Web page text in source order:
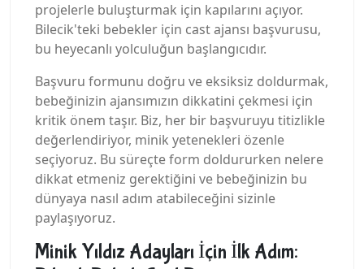
projelerle buluşturmak için kapılarını açıyor.
Bilecik'teki bebekler için cast ajansı başvurusu,
bu heyecanlı yolculuğun başlangıcıdır.
Başvuru formunu doğru ve eksiksiz doldurmak,
bebeğinizin ajansımızın dikkatini çekmesi için
kritik önem taşır. Biz, her bir başvuruyu titizlikle
değerlendiriyor, minik yetenekleri özenle
seçiyoruz. Bu süreçte form doldururken nelere
dikkat etmeniz gerektiğini ve bebeğinizin bu
dünyaya nasıl adım atabileceğini sizinle
paylaşıyoruz.
Minik Yıldız Adayları İçin İlk Adım: